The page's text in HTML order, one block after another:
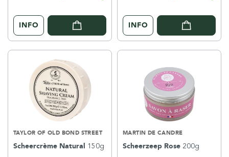
INFO INFO
TAYLOR OF OLD BOND STREET
Scheercrème Natural 150g
MARTIN DE CANDRE
Scheerzeep Rose 200g